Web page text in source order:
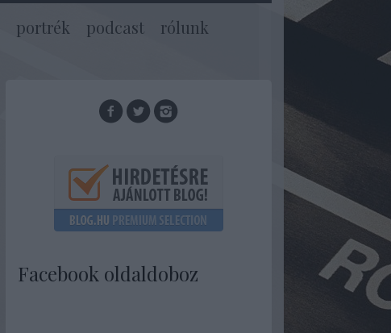
portrék podcast rólunk
Facebook oldaldoboz